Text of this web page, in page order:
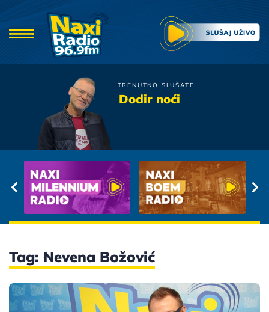
TRENUTNO SLUŠATE
Dodir noćiTose i Karolina
Tag: Nevena Božović